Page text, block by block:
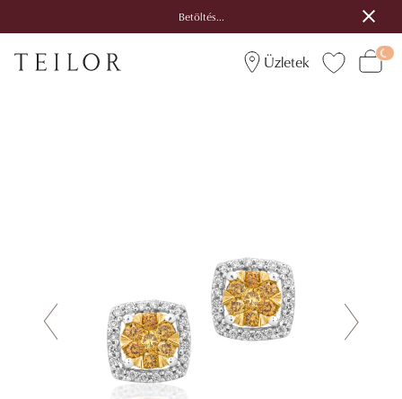
Betöltés...
Üzletek